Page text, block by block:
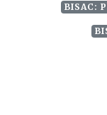
BISAC: